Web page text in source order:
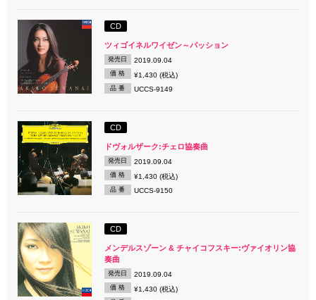
CD
ツィゴイネルワイゼン～パッション
発売日 2019.09.04
価 格 ¥1,430 (税込)
品 番 UCCS-9149
CD
ドヴォルザーク:チェロ協奏曲
発売日 2019.09.04
価 格 ¥1,430 (税込)
品 番 UCCS-9150
CD
メンデルスゾーン & チャイコフスキー:ヴァイオリン協
奏曲
発売日 2019.09.04
価 格 ¥1,430 (税込)